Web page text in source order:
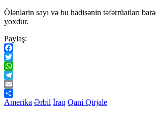
Ölənlərin sayı və bu hadisənin təfərrüatları
yoxdur.
Paylaş:
Facebook
Twitter
WhatsApp
Telegram
Email
Share
Amerika Ərbil İraq Qani Qirjale